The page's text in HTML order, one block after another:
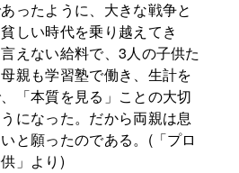
ったように、大きな戦争と
しい時代を乗り越えてき
えない給料で、3人の子供た
親も学習塾で働き、生計を
「本質を見る」ことの大切
になった。だから両親は息
と願ったのである。(「プロ
」より)